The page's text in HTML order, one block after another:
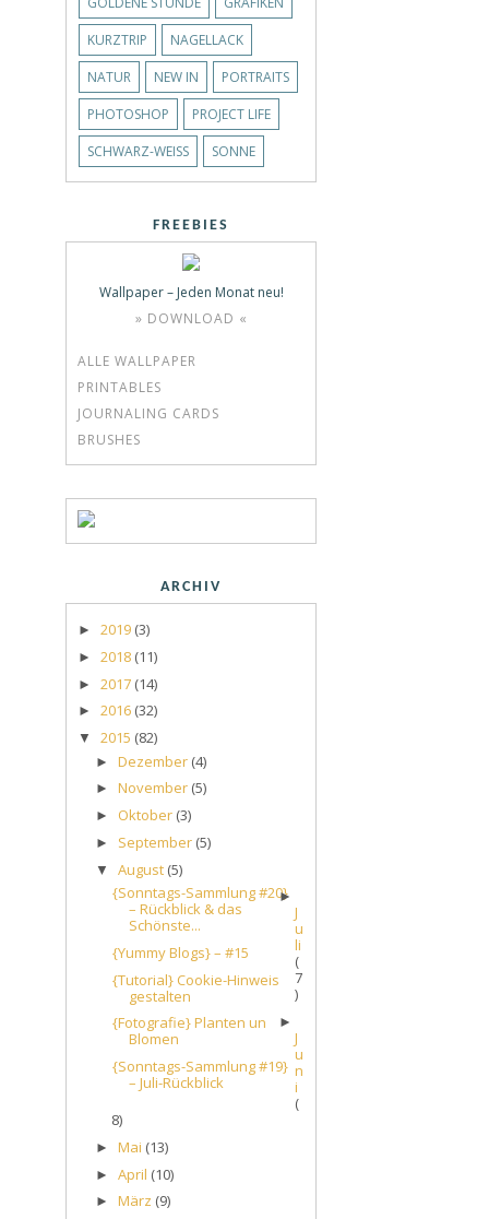
KURZTRIP
NAGELLACK
NATUR
NEW IN
PORTRAITS
PHOTOSHOP
PROJECT LIFE
SCHWARZ-WEISS
SONNE
FREEBIES
Wallpaper – Jeden Monat neu!
» DOWNLOAD «
ALLE WALLPAPER
PRINTABLES
JOURNALING CARDS
BRUSHES
ARCHIV
► 2019 (3)
► 2018 (11)
► 2017 (14)
► 2016 (32)
▼ 2015 (82)
► Dezember (4)
► November (5)
► Oktober (3)
► September (5)
▼ August (5)
{Sonntags-Sammlung #20}
– Rückblick & das
Schönste...
{Yummy Blogs} – #15
{Tutorial} Cookie-Hinweis
gestalten
{Fotografie} Planten un
Blomen
{Sonntags-Sammlung #19}
– Juli-Rückblick
►
J
u
li
(
7
)
►
J
u
n
i
(
8)
► Mai (13)
► April (10)
► März (9)